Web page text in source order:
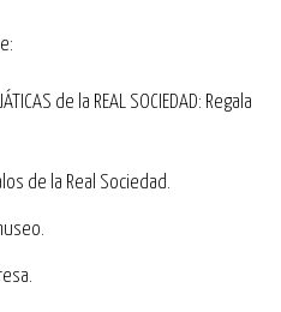
de la REAL SOCIEDAD: Regala
de la Real Sociedad.